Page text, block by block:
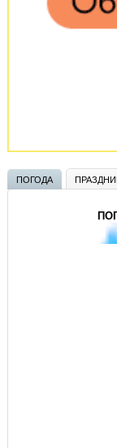
ПОГОДА